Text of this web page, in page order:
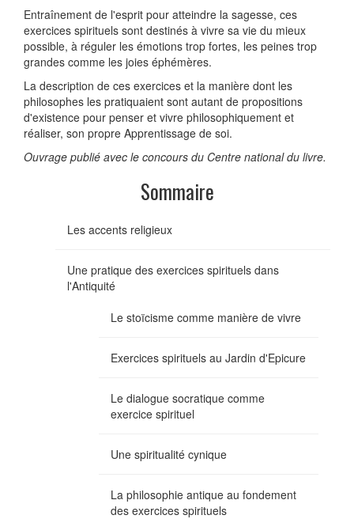
Entraînement de l'esprit pour atteindre la sagesse, ces
exercices spirituels sont destinés à vivre sa vie du mieux
possible, à réguler les émotions trop fortes, les peines trop
grandes comme les joies éphémères.
La description de ces exercices et la manière dont les
philosophes les pratiquaient sont autant de propositions
d'existence pour penser et vivre philosophiquement et
réaliser, son propre Apprentissage de soi.
Ouvrage publié avec le concours du Centre national du livre.
Sommaire
Les accents religieux
Une pratique des exercices spirituels dans
l'Antiquité
Le stoïcisme comme manière de vivre
Exercices spirituels au Jardin d'Epicure
Le dialogue socratique comme
exercice spirituel
Une spiritualité cynique
La philosophie antique au fondement
des exercices spirituels